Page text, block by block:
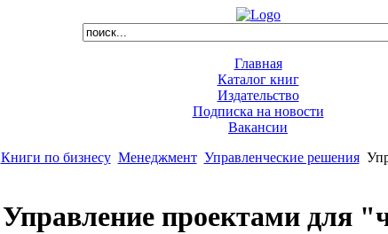
Главная
Каталог книг
Издательство
Подписка на новости
Вакансии
Книги по бизнесу Менеджмент Управленческие решения
Управление проектами для